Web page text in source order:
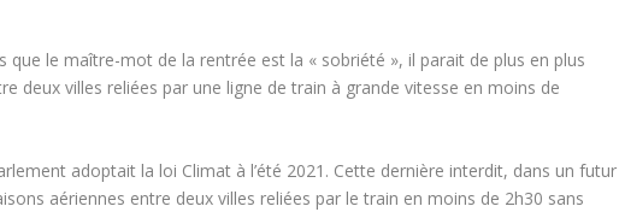
le maître-mot de la rentrée est la « sobriété », il parait de plus en plus
deux villes reliées par une ligne de train à grande vitesse en moins de
adoptait la loi Climat à l’été 2021. Cette dernière interdit, dans un futur
aériennes entre deux villes reliées par le train en moins de 2h30 sans